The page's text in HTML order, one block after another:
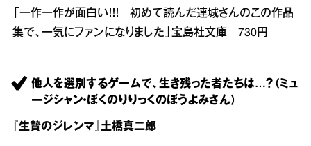
「一作一作が面白い！！！ 初めて読んだ連城さんのこの作品
集で、一気にファンになりました」宝島社文庫 730円
他人を選別するゲームで、生き残った者たちは…？（ミュ
ージシャン・ぼくのりりっくのぼうよみさん）
『生贄のジレンマ』土橋真二郎